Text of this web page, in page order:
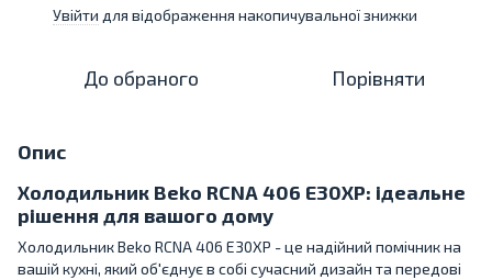
Увійти для відображення накопичувальної знижки
До обраного Порівняти
Опис
Холодильник Beko RCNA 406 E30XP: ідеальне
рішення для вашого дому
Холодильник Beko RCNA 406 E30XP - це надійний помічник на
вашій кухні, який об'єднує в собі сучасний дизайн та передові